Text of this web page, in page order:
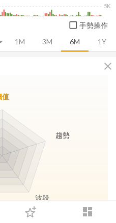
dashboard
登入
1M 3M 6M 1Y
5K
手勢操作
close
值
趨勢
波段